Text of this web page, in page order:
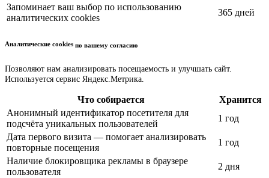
Запоминает ваш выбор по использованию
аналитических cookies
365 дней
Аналитические cookies по вашему согласию
Позволяют нам анализировать посещаемость и улучшать сайт.
Используется сервис Яндекс.Метрика.
Что собирается
Хранится
Анонимный идентификатор посетителя для
подсчёта уникальных пользователей
1 год
Дата первого визита — помогает анализировать
повторные посещения
1 год
Наличие блокировщика рекламы в браузере
пользователя
2 дня